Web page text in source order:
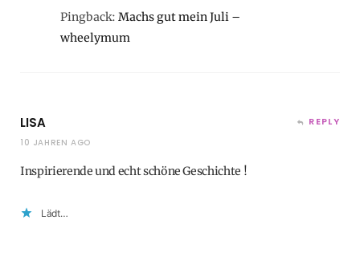
Pingback: Machs gut mein Juli –
wheelymum
LISA
10 JAHREN AGO
REPLY
Inspirierende und echt schöne Geschichte !
Lädt…